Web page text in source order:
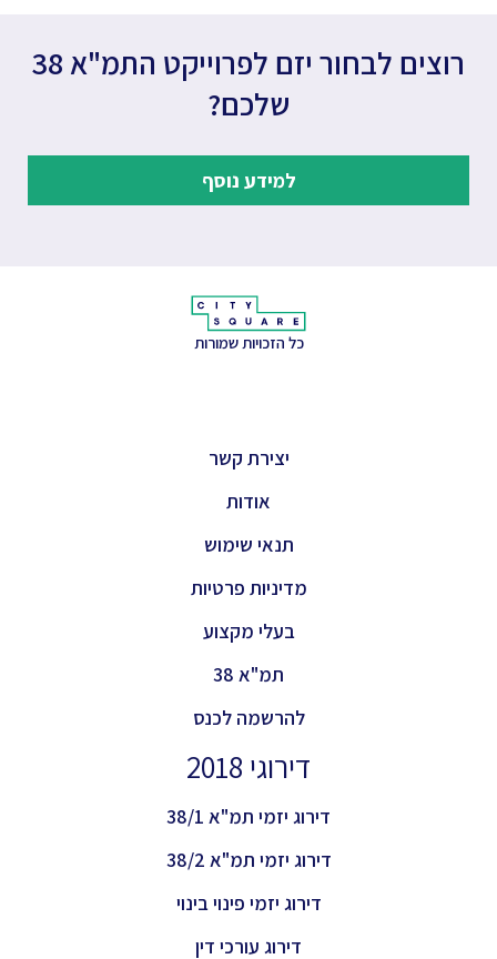
רוצים לבחור יזם לפרוייקט התמ"א 38
שלכם?
למידע נוסף
כל הזכויות שמורות
יצירת קשר
אודות
תנאי שימוש
מדיניות פרטיות
בעלי מקצוע
תמ"א 38
להרשמה לכנס
דירוגי 2018
דירוג יזמי תמ"א 38/1
דירוג יזמי תמ"א 38/2
דירוג יזמי פינוי בינוי
דירוג עורכי דין